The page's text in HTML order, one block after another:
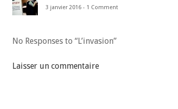
3 janvier 2016 - 1 Comment
No Responses to “L’invasion”
Laisser un commentaire